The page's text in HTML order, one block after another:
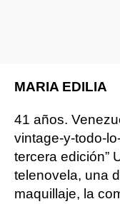
MARIA EDILIA
41 años.
vintage-y-todo-
tercera edición”
telenovela, una
maquillaje, la